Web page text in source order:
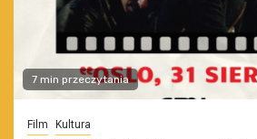
7 min przeczytania
Film Kultura